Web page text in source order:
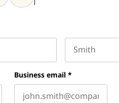
Business email *